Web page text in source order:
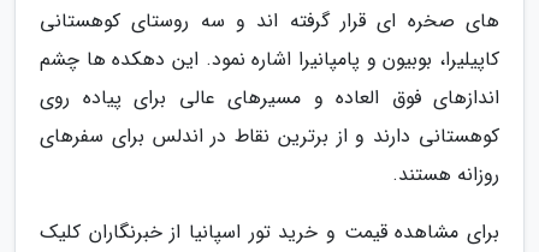
های صخره ای قرار گرفته اند و سه روستای کوهستانی
کاپیلیرا، بوبیون و پامپانیرا اشاره نمود. این دهکده ها چشم
اندازهای فوق العاده و مسیرهای عالی برای پیاده روی
کوهستانی دارند و از برترین نقاط در اندلس برای سفرهای
روزانه هستند.
برای مشاهده قیمت و خرید تور اسپانیا از خبرنگاران کلیک